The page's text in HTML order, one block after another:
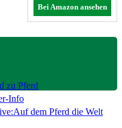
Bei Amazon ansehen
zu Pferd
Info
dem Pferd die Welt